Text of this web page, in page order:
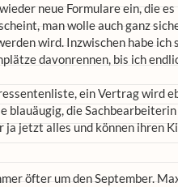
neue Formulare ein, die es
man wolle auch ganz
wird. Inzwischen habe ich
davonrennen, bis ich
ein Vertrag wird
blauäugig, die
ja jetzt alles und können ihren
öfter um den September.